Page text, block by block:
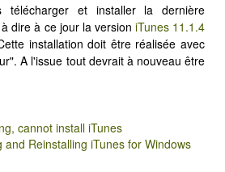
télécharger et installer la dernière
dire à ce jour la version iTunes 11.1.4
installation doit être réalisée avec
A l'issue tout devrait à nouveau être
cannot install iTunes
and Reinstalling iTunes for Windows